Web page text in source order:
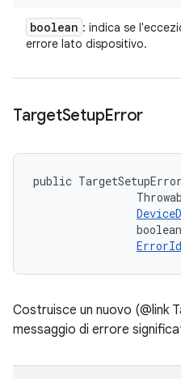
boolean : indica se
errore lato dispositivo.
TargetSetupError
public
Costruisce un nuovo (@link
messaggio di errore